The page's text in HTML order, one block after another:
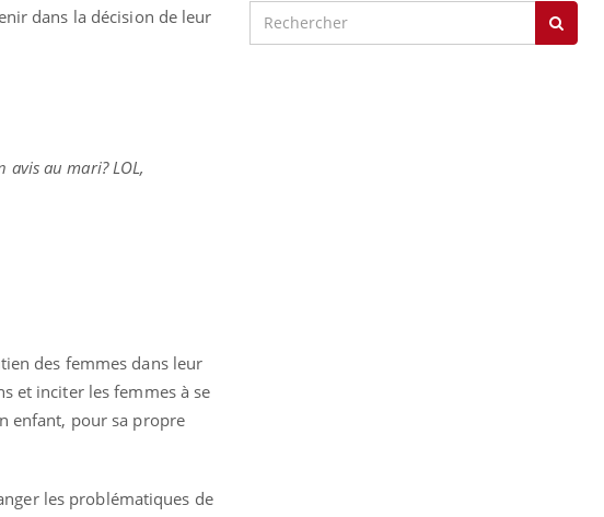
dans la décision de leur
au mari? LOL,
des femmes dans leur
et inciter les femmes à se
enfant, pour sa propre
les problématiques de